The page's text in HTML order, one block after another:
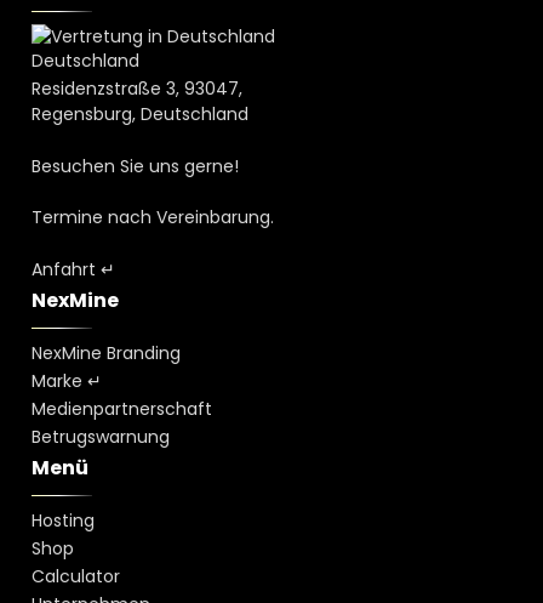
Deutschland
Residenzstraße 3, 93047,
Regensburg, Deutschland
Besuchen Sie uns gerne!
Termine nach Vereinbarung.
Anfahrt ↵
NexMine
NexMine Branding
Marke ↵
Medienpartnerschaft
Betrugswarnung
Menü
Hosting
Shop
Calculator